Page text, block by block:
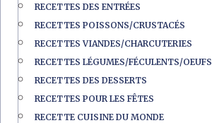
RECETTES DES ENTRÉES
RECETTES POISSONS/CRUSTACÉS
RECETTES VIANDES/CHARCUTERIES
RECETTES LÉGUMES/FÉCULENTS/OEUFS
RECETTES DES DESSERTS
RECETTES POUR LES FÊTES
RECETTE CUISINE DU MONDE